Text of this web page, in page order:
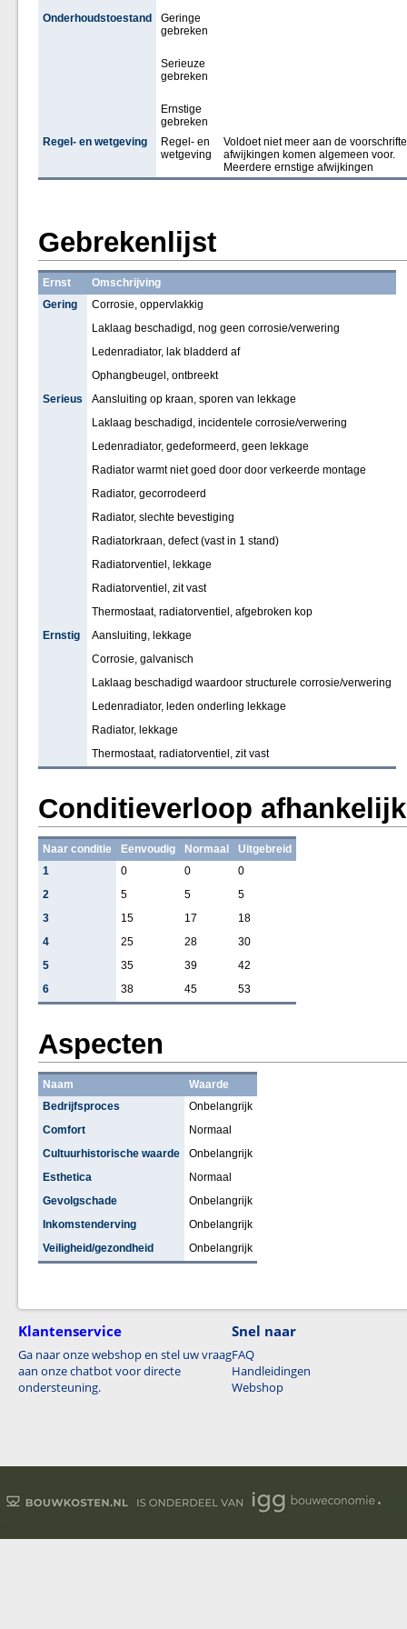
Onderhoudstoestand
Geringe
gebreken
Serieuze
gebreken
Ernstige
gebreken
Regel- en wetgeving
Regel- en
wetgeving
Voldoet niet meer aan de
afwijkingen komen algemeen voor.
Meerdere ernstige afwijkingen
Gebrekenlijst
Ernst
Omschrijving
Gering
Corrosie, oppervlakkig
Laklaag beschadigd, nog geen corrosie/verwering
Ledenradiator, lak bladderd af
Ophangbeugel, ontbreekt
Serieus
Aansluiting op kraan, sporen van lekkage
Laklaag beschadigd, incidentele corrosie/verwering
Ledenradiator, gedeformeerd, geen lekkage
Radiator warmt niet goed door door verkeerde montage
Radiator, gecorrodeerd
Radiator, slechte bevestiging
Radiatorkraan, defect (vast in 1 stand)
Radiatorventiel, lekkage
Radiatorventiel, zit vast
Thermostaat, radiatorventiel, afgebroken kop
Ernstig
Aansluiting, lekkage
Corrosie, galvanisch
Laklaag beschadigd waardoor structurele corrosie/verwering
Ledenradiator, leden onderling lekkage
Radiator, lekkage
Thermostaat, radiatorventiel, zit vast
Conditieverloop
Naar conditie Eenvoudig Normaal
Uitgebreid
1
0 0
0
2
5 5
5
3
15 17
18
4
25 28
30
5
35 39
42
6
38 45 53
Aspecten
Naam
Waarde
Bedrijfsproces
Onbelangrijk
Comfort
Normaal
Cultuurhistorische waarde
Onbelangrijk
Esthetica
Normaal
Gevolgschade
Onbelangrijk
Inkomstenderving
Onbelangrijk
Veiligheid/gezondheid
Onbelangrijk
Klantenservice
Ga naar onze webshop en stel uw vraag
aan onze chatbot voor directe
ondersteuning.
Snel naar
FAQ
Handleidingen
Webshop